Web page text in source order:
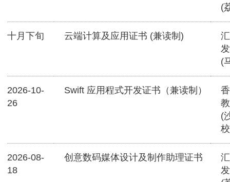
(
十月下旬 云端计算及应用证书 (兼读制)
(
2026-10-
26
Swift 应用程式开发证书（兼读制）
(
2026-08-
18
创意数码媒体设计及制作助理证书